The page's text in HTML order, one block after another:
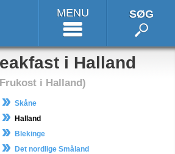
MENU SØG
i Halland
i Halland)
Skåne
Halland
Blekinge
Det nordlige Småland